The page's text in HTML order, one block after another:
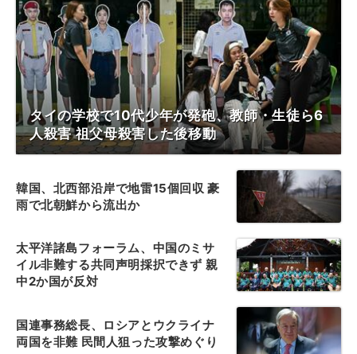
タイの学校で10代少年が発砲、教師・生徒ら6
人殺害 祖父母殺害した後移動
韓国、北西部沿岸で地雷15個回収 豪
雨で北朝鮮から流出か
太平洋諸島フォーラム、中国のミサ
イル非難する共同声明採択できず 親
中2か国が反対
国連事務総長、ロシアとウクライナ
両国を非難 民間人狙った攻撃めぐり